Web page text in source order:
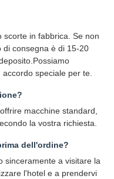
in fabbrica. Se non
di consegna è di 15-20
speciale per te.
macchine standard,
la vostra richiesta.
dell'ordine?
sinceramente a visitare la
l'hotel e a prendervi